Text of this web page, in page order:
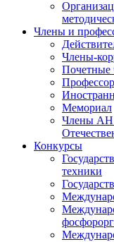
Члены и
Члены-
Почетные
Мемориал
Члены АН
Конкурсы
техники